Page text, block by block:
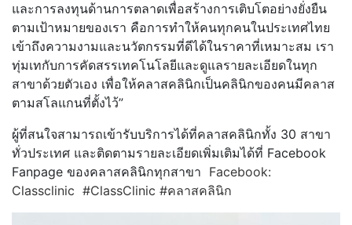
และการลงทุนด้านการตลาดเพื่อสร้างการเติบโตอย่างยั่งยืน
ตามเป้าหมายของเรา คือการทำให้คนทุกคนในประเทศไทย
เข้าถึงความงามและนวัตกรรมที่ดีได้ในราคาที่เหมาะสม เรา
ทุ่มเทกับการคัดสรรเทคโนโลยีและดูแลรายละเอียดในทุก
สาขาด้วยตัวเอง เพื่อให้คลาสคลินิกเป็นคลินิกของคนมีคลาส
ตามสโลแกนที่ตั้งไว้”
ผู้ที่สนใจสามารถเข้ารับบริการได้ที่คลาสคลินิกทั้ง 30 สาขา
ทั่วประเทศ และติดตามรายละเอียดเพิ่มเติมได้ที่ Facebook
Fanpage ของคลาสคลินิกทุกสาขา Facebook:
Classclinic #ClassClinic #คลาสคลินิก